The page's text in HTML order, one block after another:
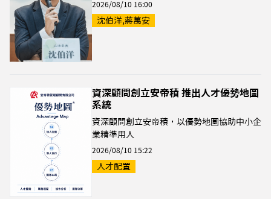
2026/08/10 16:00
沈伯洋,蔣萬安
資深顧問創立安帝積 推出人才優勢地圖
系統
資深顧問創立安帝積，以優勢地圖協助中小企
業精準用人
2026/08/10 15:22
人才配置